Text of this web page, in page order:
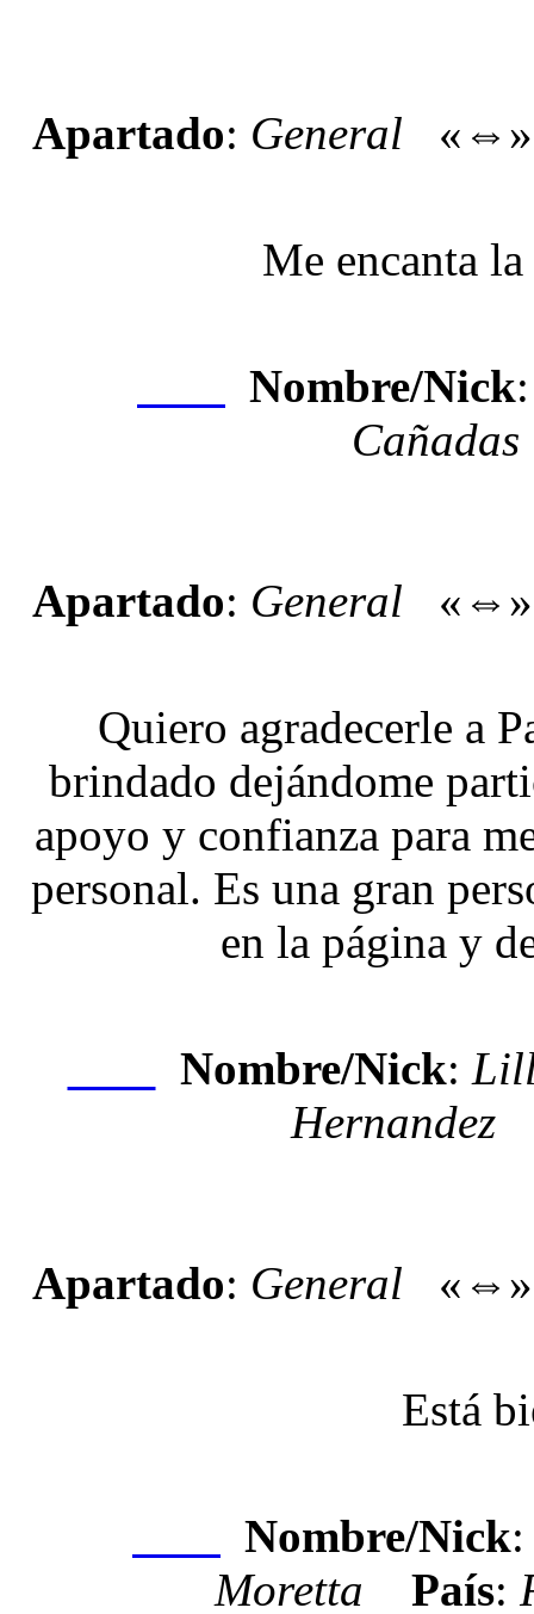
Apartado: General
Me encanta
Nombre/Nick
Cañadas
Apartado: General
Quiero agradecerle a
brindado dejándome
apoyo y confianza para
personal. Es una gran
en la página y
Nombre/Nick:
Hernandez
Apartado: General
Está
Nombre/Nick
Moretta
País: